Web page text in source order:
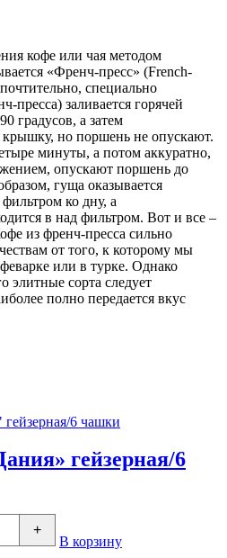
кофе или чая методом
«Френч-пресс» (French-
специально
пресса) заливается горячей
градусов, а затем
но поршень не опускают.
минуты, а потом аккуратно,
опускают поршень до
гуща оказывается
ко дну, а
в над фильтром. Вот и все –
из френч-пресса сильно
от того, к которому мы
или в турке. Однако
элитные сорта следует
полно передается вкус
гейзерная/6
+
В корзину